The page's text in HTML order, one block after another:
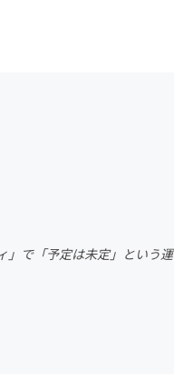
ファッショ
」で「予定は未定」という